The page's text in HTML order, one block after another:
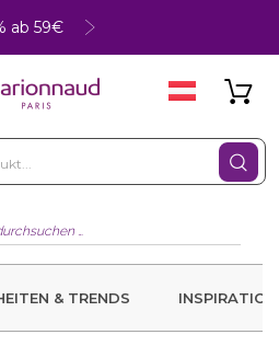
ab 59€
& TRENDS INSPIRATION